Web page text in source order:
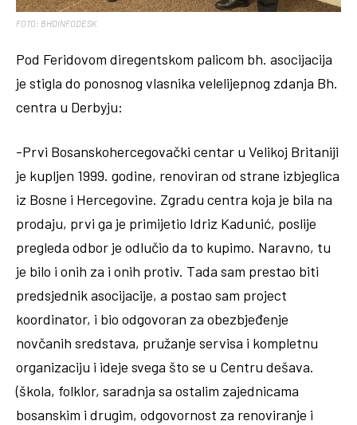
FOTO: BHDINFODESK
Pod Feridovom diregentskom palicom bh. asocijacija
je stigla do ponosnog vlasnika velelijepnog zdanja Bh.
centra u Derbyju:
-Prvi Bosanskohercegovački centar u Velikoj Britaniji
je kupljen 1999. godine, renoviran od strane izbjeglica
iz Bosne i Hercegovine. Zgradu centra koja je bila na
prodaju, prvi ga je primijetio Idriz Kadunić, poslije
pregleda odbor je odlučio da to kupimo. Naravno, tu
je bilo i onih za i onih protiv. Tada sam prestao biti
predsjednik asocijacije, a postao sam project
koordinator, i bio odgovoran za obezbjeđenje
novčanih sredstava, pružanje servisa i kompletnu
organizaciju i ideje svega što se u Centru dešava.
(škola, folklor, saradnja sa ostalim zajednicama
bosanskim i drugim, odgovornost za renoviranje i